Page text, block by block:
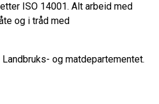
ISO 14001. Alt arbeid med
og i tråd med
og matdepartementet.